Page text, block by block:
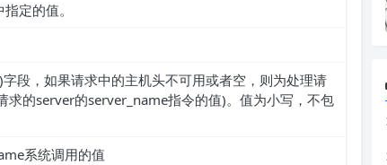
定的值。
段，如果请求中的主机头不可用或者空，则为处理请
求的server的server_name指令的值)。值为小写，不包
系统调用的值